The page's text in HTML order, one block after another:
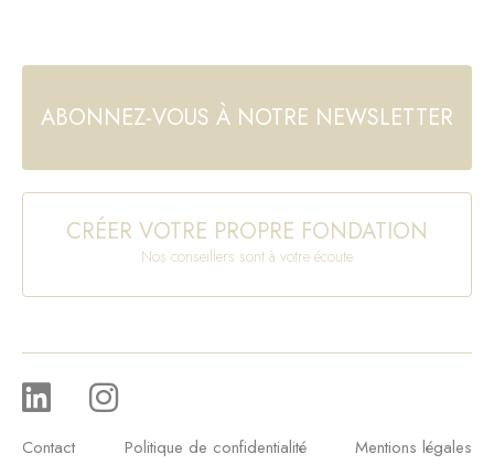
ABONNEZ-VOUS À NOTRE NEWSLETTER
CRÉER VOTRE PROPRE FONDATION
Nos conseillers sont à votre écoute
Contact Politique de confidentialité Mentions légales